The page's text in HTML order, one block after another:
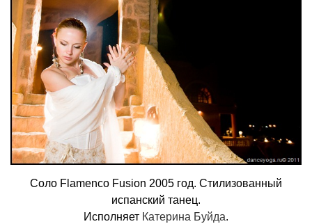
Соло Flamenco Fusion 2005 год. Стилизованный
испанский танец.
Исполняет Катерина Буйда.